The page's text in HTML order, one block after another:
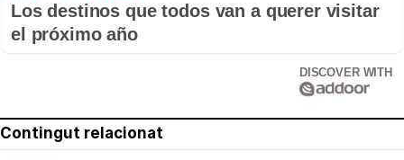
Los destinos que todos van a querer visitar
el próximo año
DISCOVER WITH
Contingut relacionat